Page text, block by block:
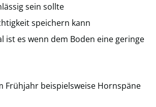
sein sollte
speichern kann
ist es wenn dem Boden eine geringe
Frühjahr beispielsweise Hornspäne